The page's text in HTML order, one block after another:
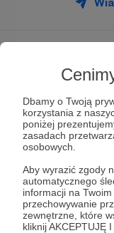
Dbamy o Twoją
korzystania z
poniżej
zasadach
osobowych.
Aby wyrazić zgody
automatycznego
informacji na
przechowywanie
zewnętrzne, które
kliknij AKCEPTUJĘ